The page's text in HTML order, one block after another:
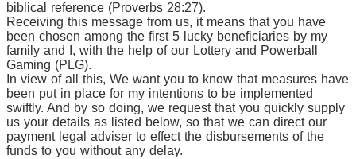
biblical reference (Proverbs 28:27).
Receiving this message from us, it means that you have
been chosen among the first 5 lucky beneficiaries by my
family and I, with the help of our Lottery and Powerball
Gaming (PLG).
In view of all this, We want you to know that measures have
been put in place for my intentions to be implemented
swiftly. And by so doing, we request that you quickly supply
us your details as listed below, so that we can direct our
payment legal adviser to effect the disbursements of the
funds to you without any delay.